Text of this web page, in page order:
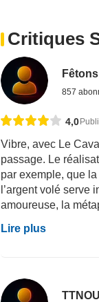
Critiques
857
4,0
Vibre, avec Le
passage. Le
par exemple, que
l’argent volé serve
amoureuse, la
Lire plus